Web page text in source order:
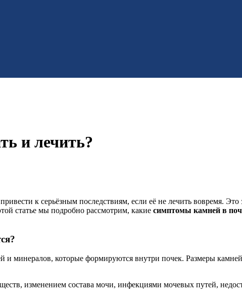
и лечить?
к серьёзным последствиям, если её не лечить вовремя. Это
статье мы подробно рассмотрим, какие симптомы камней в
и минералов, которые формируются внутри почек. Размеры
изменением состава мочи, инфекциями мочевых путей,